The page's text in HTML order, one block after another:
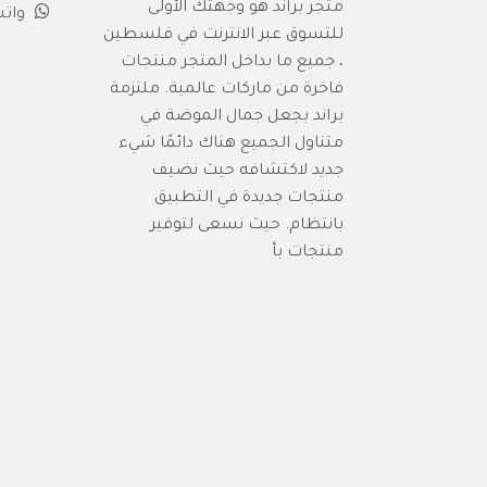
متجر براند هو وجهتك الأولى
للتسوق عبر الانترنت في فلسطين
، جميع ما بداخل المتجر منتجات
فاخرة من ماركات عالمية. ملتزمة
براند بجعل جمال الموضة في
متناول الجميع هناك دائمًا شيء
جديد لاكتشافه حيث نضيف
منتجات جديدة في التطبيق
بانتظام. حيث نسعى لتوفير
منتجات بأ